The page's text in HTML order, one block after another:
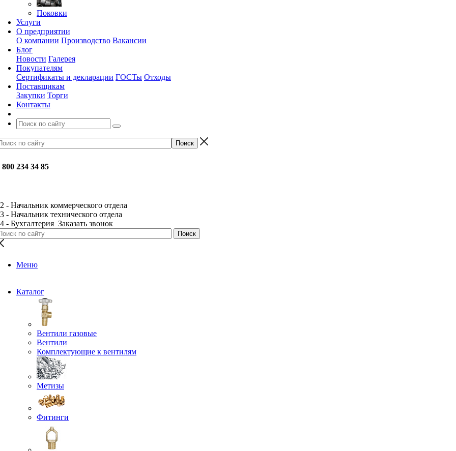
Поковки
Услуги
О предприятии
О компании Производство Вакансии
Блог
Новости Галерея
Покупателям
Сертификаты и декларации ГОСТы Отходы
Поставщикам
Закупки Торги
Контакты
800 234 34 85
- Начальник коммерческого отдела
- Начальник технического отдела
- Бухгалтерия Заказать звонок
Меню
Каталог
Вентили газовые
Вентили
Комплектующие к вентилям
Метизы
Фитинги